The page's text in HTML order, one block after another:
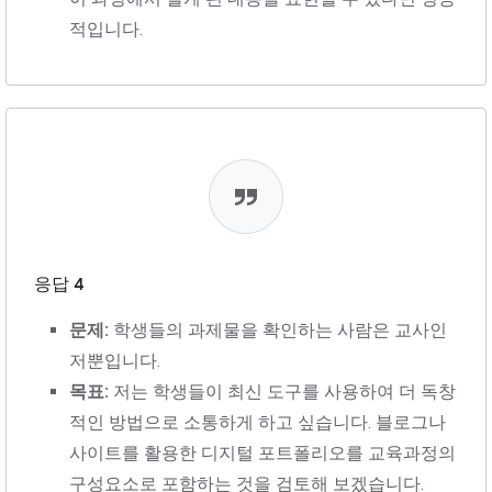
적입니다.
응답 4
문제: 학생들의 과제물을 확인하는 사람은 교사인
저뿐입니다.
목표: 저는 학생들이 최신 도구를 사용하여 더 독창
적인 방법으로 소통하게 하고 싶습니다. 블로그나
사이트를 활용한 디지털 포트폴리오를 교육과정의
구성요소로 포함하는 것을 검토해 보겠습니다.